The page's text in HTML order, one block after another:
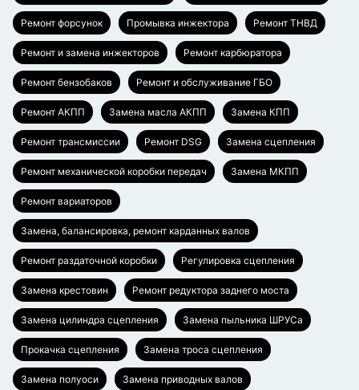
Ремонт форсунок Промывка инжектора Ремонт ТНВД
Ремонт и замена инжекторов Ремонт карбюратора
Ремонт бензобаков Ремонт и обслуживание ГБО
Ремонт АКПП Замена масла АКПП Замена КПП
Ремонт трансмиссии Ремонт DSG Замена сцепления
Ремонт механической коробки передач Замена МКПП
Ремонт вариаторов
Замена, балансировка, ремонт карданных валов
Ремонт раздаточной коробки Регулировка сцепления
Замена крестовин Ремонт редуктора заднего моста
Замена цилиндра сцепления Замена пыльника ШРУСа
Прокачка сцепления Замена троса сцепления
Замена полуоси Замена приводных валов